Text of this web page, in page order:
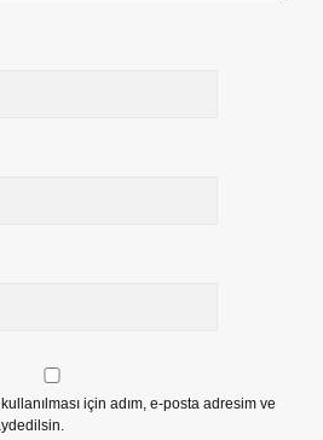
için adım, e-posta adresim ve